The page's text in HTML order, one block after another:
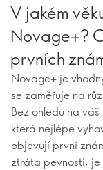
V jakém
Novage+?
prvních
Novage+ je
se zaměřuje na
Bez ohledu na
která nejlépe
objevují první
ztráta pevnosti, je